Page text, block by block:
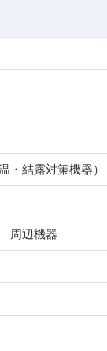
・結露対策機器）
周辺機器